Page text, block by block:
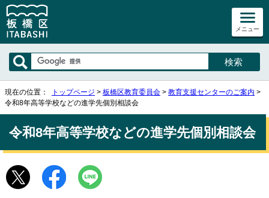
メニュー
現在の位置： トップページ > 板橋区教育委員会 > 教育支援センターのご案内 >
令和8年高等学校などの進学先個別相談会
令和8年高等学校などの進学先個別相談会